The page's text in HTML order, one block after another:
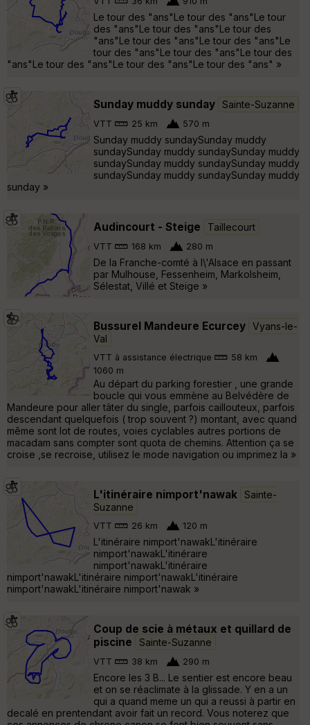
Le tour des "ans"Le tour des "ans"Le tour
des "ans"Le tour des "ans"Le tour des
"ans"Le tour des "ans"Le tour des "ans"Le
tour des "ans"Le tour des "ans"Le tour des
"ans"Le tour des "ans"Le tour des "ans"Le tour des "ans" »
Sunday muddy sunday Sainte-Suzanne
VTT 25 km 570 m
Sunday muddy sundaySunday muddy
sundaySunday muddy sundaySunday muddy
sundaySunday muddy sundaySunday muddy
sundaySunday muddy sundaySunday muddy
sunday »
Audincourt - Steige Taillecourt
VTT 168 km 280 m
De la Franche-comté à l\'Alsace en passant
par Mulhouse, Fessenheim, Markolsheim,
Sélestat, Villé et Steige »
Bussurel Mandeure Ecurcey Vyans-le-
Val
VTT à assistance électrique
58 km
1060 m
Au départ du parking forestier , une grande
boucle qui vous emmène au Belvédère de
Mandeure pour aller tâter du single, parfois caillouteux, parfois
descendant quelquefois ( trop souvent ?) montant, avec quand
même sont lot de routes, voies cyclables autres portions de
macadam sans compter sont quota de chemins. Attention ça se
croise ,se recroise, utilisez le mode navigation ou imprimez la »
L'itinéraire nimport'nawak Sainte-
Suzanne
VTT 26 km 120 m
L'itinéraire nimport'nawakL'itinéraire
nimport'nawakL'itinéraire
nimport'nawakL'itinéraire
nimport'nawakL'itinéraire nimport'nawakL'itinéraire
nimport'nawakL'itinéraire nimport'nawak »
Coup de scie à métaux et quillard de
piscine
Sainte-Suzanne
VTT 38 km 290 m
Encore les 3 B... Le sentier est encore beau
et on se réaclimate à la glissade. Y en a un
qui a quand meme un qui a reussi à partir en
decalé en prentendant avoir fait un record. Vous noterez que